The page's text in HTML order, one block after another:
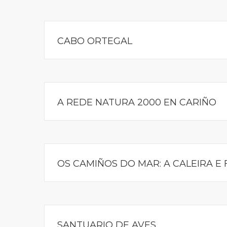
CABO ORTEGAL
A REDE NATURA 2000 EN CARIÑO
OS CAMIÑOS DO MAR: A CALEIRA E
SANTUARIO DE AVES